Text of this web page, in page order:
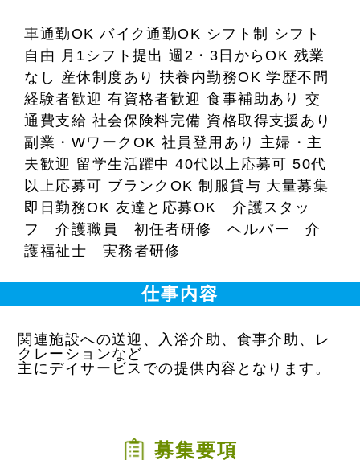
車通勤OK バイク通勤OK シフト制 シフト
自由 月1シフト提出 週2・3日からOK 残業
なし 産休制度あり 扶養内勤務OK 学歴不問
経験者歓迎 有資格者歓迎 食事補助あり 交
通費支給 社会保険料完備 資格取得支援あり
副業・WワークOK 社員登用あり 主婦・主
夫歓迎 留学生活躍中 40代以上応募可 50代
以上応募可 ブランクOK 制服貸与 大量募集
即日勤務OK 友達と応募OK 介護スタッ
フ 介護職員 初任者研修 ヘルパー 介
護福祉士 実務者研修
仕事内容
関連施設への送迎、入浴介助、食事介助、レ
クレーションなど
主にデイサービスでの提供内容となります。
募集要項